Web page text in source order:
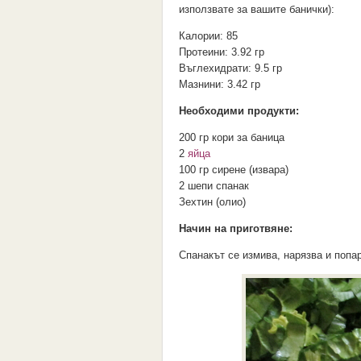
използвате за вашите банички):
Калории: 85
Протеини: 3.92 гр
Въглехидрати: 9.5 гр
Мазнини: 3.42 гр
Необходими продукти:
200 гр кори за баница
2 яйца
100 гр сирене (извара)
2 шепи спанак
Зехтин (олио)
Начин на приготвяне:
Спанакът се измива, нарязва и